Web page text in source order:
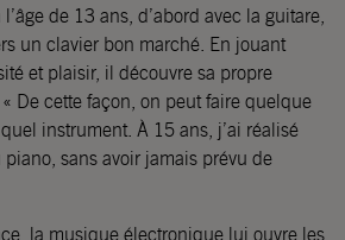
de 13 ans, d’abord avec la guitare,
un clavier bon marché. En jouant
et plaisir, il découvre sa propre
De cette façon, on peut faire quelque
instrument. À 15 ans, j’ai réalisé
sans avoir jamais prévu de
la musique électronique lui ouvre les